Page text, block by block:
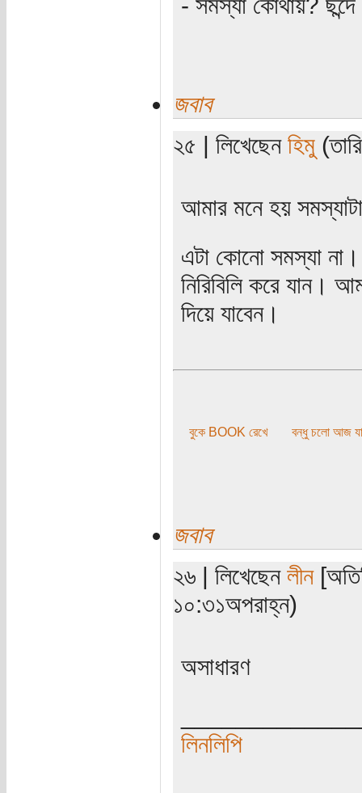
জবাব
২৫ | লিখেছেন হিমু
আমার মনে হয়
এটা কোনো সমস্যা না।
নিরিবিলি করে যান।
দিয়ে যাবেন।
বুকে BOOK রেখে বন্ধু চলো আজ
জবাব
২৬ | লিখেছেন লীন
১০:৩১অপরাহ্ন)
অসাধারণ
লিনলিপি